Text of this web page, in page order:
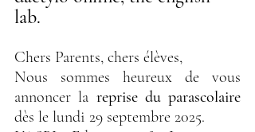
lab.
Chers Parents, chers élèves,
Nous sommes heureux de vous
annoncer la reprise du parascolaire
dès le lundi 29 septembre 2025.